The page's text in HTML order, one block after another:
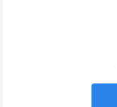
Sưởi ấm bằng đèn
Quạt Sưởi Sunhouse
không gây khô da,
cho bạn sự ấm áp, dễ